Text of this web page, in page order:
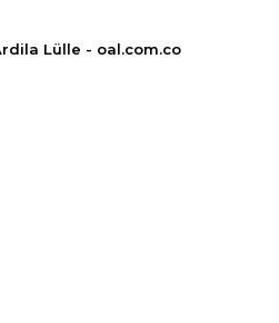
Lülle - oal.com.co